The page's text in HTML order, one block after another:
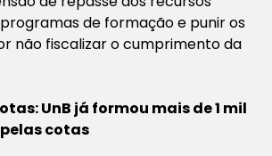
de formação e punir os
não fiscalizar o cumprimento da
UnB já formou mais de 1 mil
cotas